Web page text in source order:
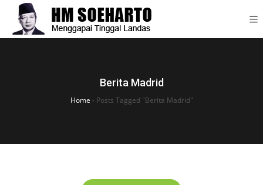
Berita Madrid
Home › Posts Tagged "Berita Madrid"